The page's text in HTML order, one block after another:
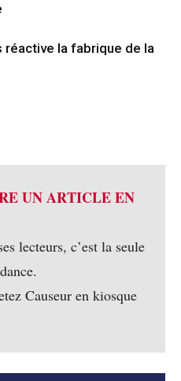
réactive la fabrique de la
UN ARTICLE EN
lecteurs, c’est la seule
Causeur en kiosque